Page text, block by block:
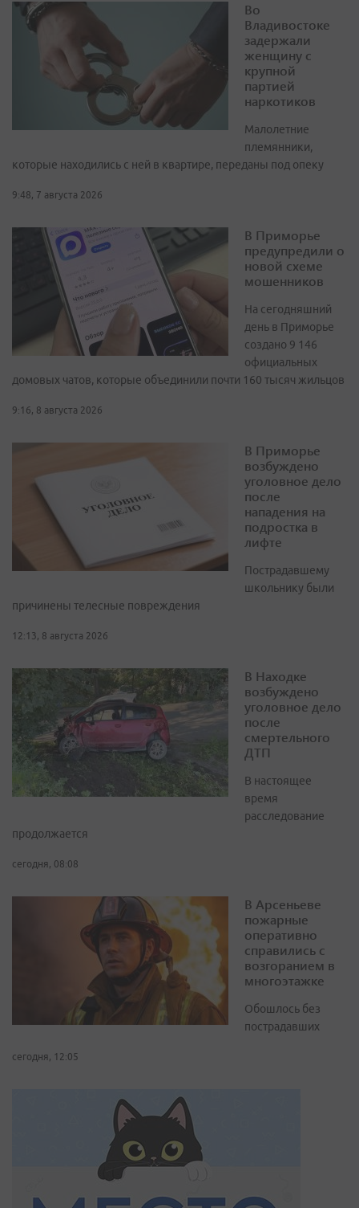
Во
Владивостоке
задержали
женщину с
крупной
партией
наркотиков
Малолетние
племянники,
которые находились с ней в квартире, переданы под опеку
9:48, 7 августа 2026
В Приморье
предупредили о
новой схеме
мошенников
На сегодняшний
день в Приморье
создано 9 146
официальных
домовых чатов, которые объединили почти 160 тысяч жильцов
9:16, 8 августа 2026
В Приморье
возбуждено
уголовное дело
после
нападения на
подростка в
лифте
Пострадавшему
школьнику были
причинены телесные повреждения
12:13, 8 августа 2026
В Находке
возбуждено
уголовное дело
после
смертельного
ДТП
В настоящее
время
расследование
продолжается
сегодня, 08:08
В Арсеньеве
пожарные
оперативно
справились с
возгоранием в
многоэтажке
Обошлось без
пострадавших
сегодня, 12:05